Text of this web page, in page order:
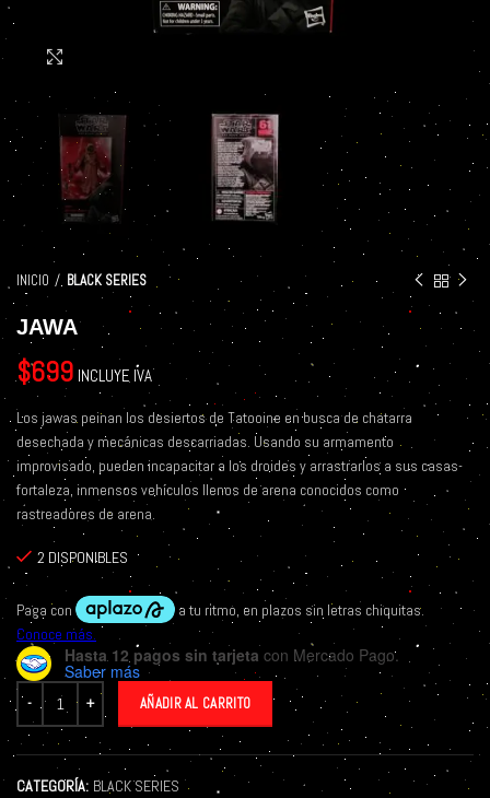
INICIO BLACK SERIES
JAWA
$699 INCLUYE IVA
Los jawas peinan los desiertos de Tatooine en busca de chatarra
desechada y mecánicas descarriadas. Usando su armamento
improvisado, pueden incapacitar a los droides y arrastrarlos a sus casas-
fortaleza, inmensos vehículos llenos de arena conocidos como
rastreadores de arena.
2 DISPONIBLES
Hasta 12 pagos sin tarjeta con Mercado Pago.
Saber más
AÑADIR AL CARRITO
CATEGORÍA: BLACK SERIES